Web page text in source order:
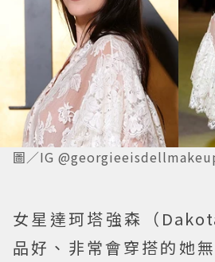
圖／IG
女星達珂塔強森（
品好、非常會穿搭的她